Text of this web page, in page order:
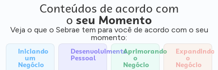
Conteúdos de acordo com
o seu Momento
Veja o que o Sebrae tem para você de acordo com o seu
momento:
Iniciando
um
Negócio
Desenvolvimento
Pessoal
Aprimorando
o
Negócio
Expandindo
o
Negócio